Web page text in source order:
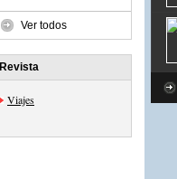
Ver todos
Revista
Viajes